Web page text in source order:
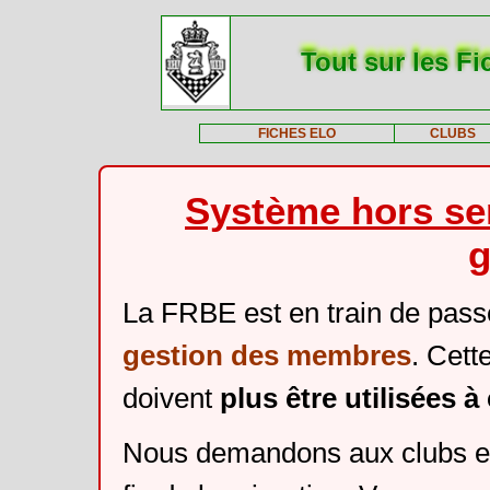
Tout sur les
FICHES ELO CLUBS
Système hors
La FRBE est en train de
gestion des membres.
doivent plus être utilisées
Nous demandons aux clubs